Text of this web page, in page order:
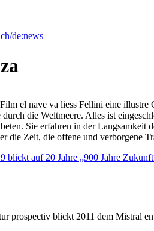
de:news
el nave va liess Fellini eine
die Weltmeere. Alles ist
Sie erfahren in der
die Zeit, die offene und verborgene
blickt auf 20 Jahre „900 Jahre
prospectiv blickt 2011 dem Mistral